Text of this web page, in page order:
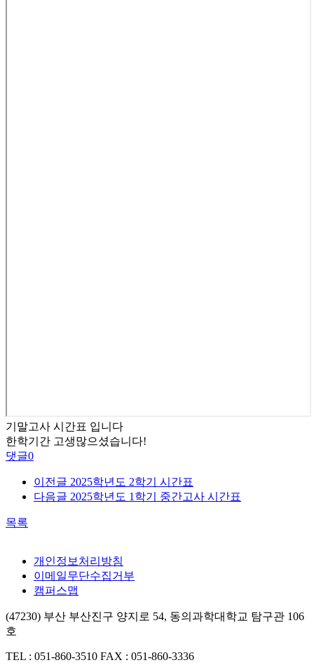
기말고사 시간표 입니다
한학기간 고생많으셨습니다!
댓글0
이전글 2025학년도 2학기 시간표
다음글 2025학년도 1학기 중간고사 시간표
목록
개인정보처리방침
이메일무단수집거부
캠퍼스맵
(47230) 부산 부산진구 양지로 54, 동의과학대학교 탐구관 106
호
TEL : 051-860-3510 FAX : 051-860-3336